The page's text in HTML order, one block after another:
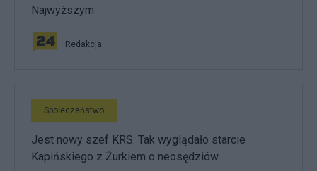
Najwyższym
Redakcja
Społeczeństwo
Jest nowy szef KRS. Tak wyglądało starcie
Kapińskiego z Żurkiem o neosędziów